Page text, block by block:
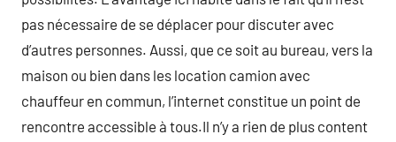
pas nécessaire de se déplacer pour discuter avec
d’autres personnes. Aussi, que ce soit au bureau, vers la
maison ou bien dans les location camion avec
chauffeur en commun, l’internet constitue un point de
rencontre accessible à tous.Il n’y a rien de plus content